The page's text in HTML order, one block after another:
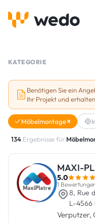
Referenzen
Förderungen &
Sind Sie
KATEGORIE
Benötigen Sie ein
Ihr Projekt und
Möbelmontage
134 Ergebnisse für
MAXI-
5.0
1
8, Rue
L-4566
Verputzer,